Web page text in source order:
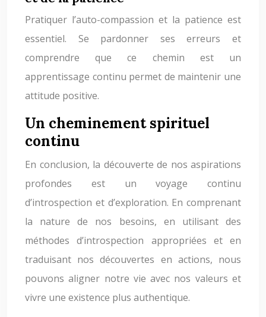
Pratiquer l’auto-compassion et la patience est
essentiel. Se pardonner ses erreurs et
comprendre que ce chemin est un
apprentissage continu permet de maintenir une
attitude positive.
Un cheminement spirituel
continu
En conclusion, la découverte de nos aspirations
profondes est un voyage continu
d’introspection et d’exploration. En comprenant
la nature de nos besoins, en utilisant des
méthodes d’introspection appropriées et en
traduisant nos découvertes en actions, nous
pouvons aligner notre vie avec nos valeurs et
vivre une existence plus authentique.